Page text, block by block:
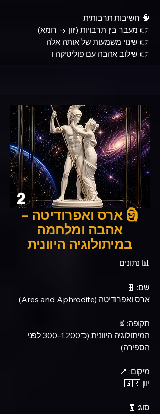
🧠 חשיבות תרבותית
👉 מעבר בין תרבויות (יוון → רומא)
👉 שינוי משמעות של אותה אלה
👉 שילוב אהבה עם פוליטיקה ו
2
🗿 ארס ואפרודיטה –
אהבה ומלחמה
במיתולוגיה היוונית
📊 נתונים
שם: 🧬
ארס ואפרודיטה (Ares and Aphrodite)
תקופה: ⏳
המיתולוגיה היוונית (כ־1,200–300 לפני
הספירה)
מיקום: 📍
יוון 🇬🇷
סוג: 🧾